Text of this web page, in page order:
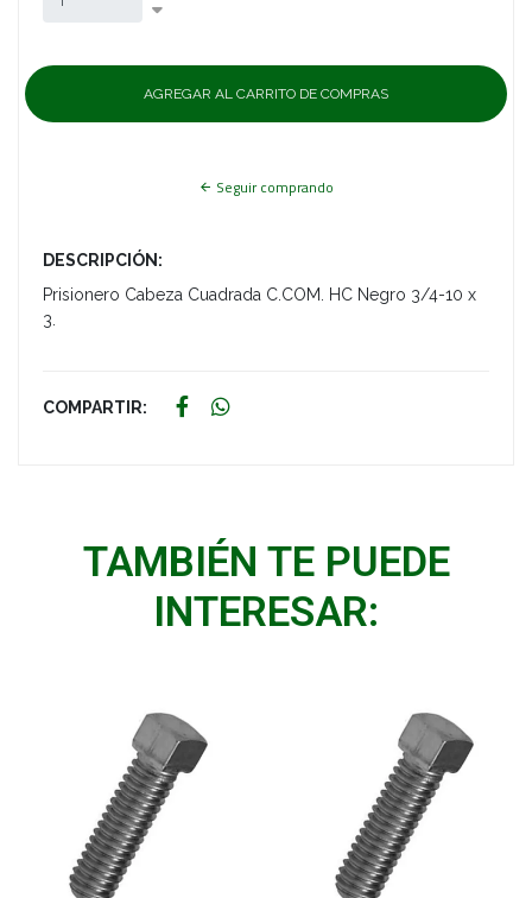
Seguir comprando
DESCRIPCIÓN:
Prisionero Cabeza Cuadrada C.COM. HC Negro 3/4-10 x
3.
COMPARTIR:
TAMBIÉN TE PUEDE
INTERESAR: